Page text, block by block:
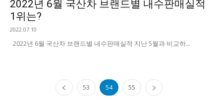
2022년 6월 국산차 브랜드별 내수판매실적
1위는?
2022.07.10
2022년 6월 국산차 브랜드별 내수판매실적 지난 5월과 비교하...
53 54 55